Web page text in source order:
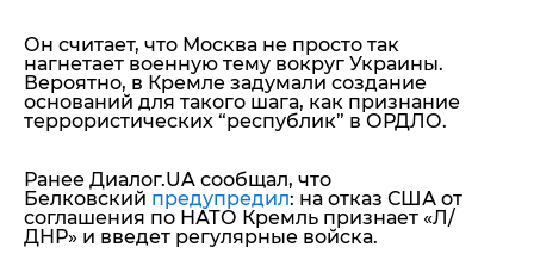
Он считает, что Москва не просто так
нагнетает военную тему вокруг Украины.
Вероятно, в Кремле задумали создание
оснований для такого шага, как признание
террористических “республик” в ОРДЛО.
Ранее Диалог.UA сообщал, что
Белковский предупредил: на отказ США от
соглашения по НАТО Кремль признает «Л/
ДНР» и введет регулярные войска.